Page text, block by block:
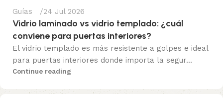
Guías 24 Jul 2026
Vidrio laminado vs vidrio templado: ¿cuál
conviene para puertas interiores?
El vidrio templado es más resistente a golpes e ideal
para puertas interiores donde importa la segur...
Continue reading